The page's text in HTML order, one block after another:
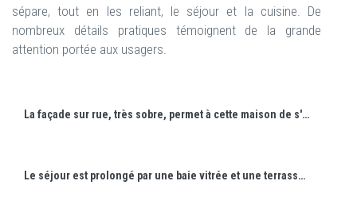
sépare, tout en les reliant, le séjour et la cuisine. De
nombreux détails pratiques témoignent de la grande
attention portée aux usagers.
La façade sur rue, très sobre, permet à cette maison de s'intégrer parmi d'autres, plus anciennes et plus traditionnelles.
Le séjour est prolongé par une baie vitrée et une terrasse côté jardin.